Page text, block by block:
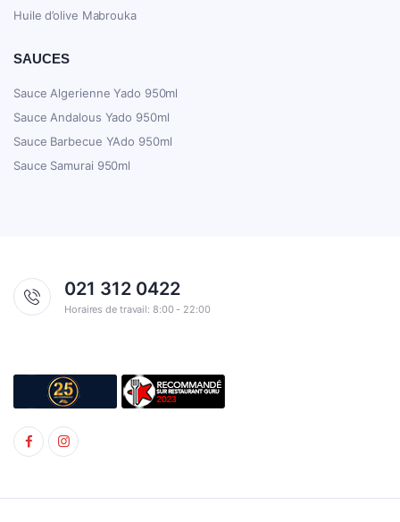
Huile d’olive Mabrouka
SAUCES
Sauce Algerienne Yado 950ml
Sauce Andalous Yado 950ml
Sauce Barbecue YAdo 950ml
Sauce Samurai 950ml
021 312 0422
Horaires de travail: 8:00 - 22:00